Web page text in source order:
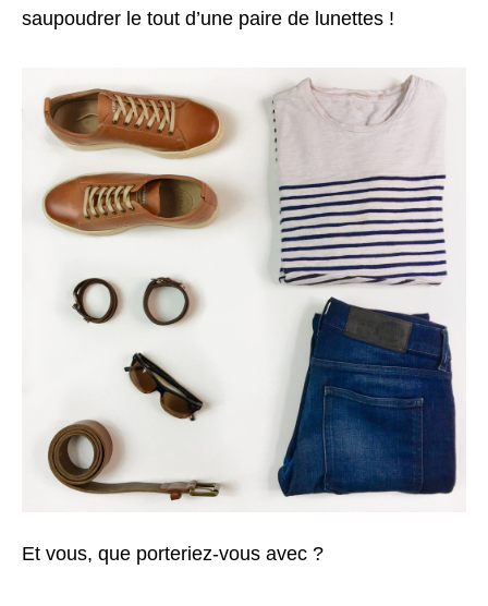
saupoudrer le tout d’une paire de lunettes !
Et vous, que porteriez-vous avec ?